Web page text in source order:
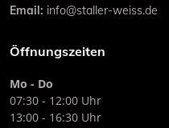
Email: info@staller-weiss.de
Öffnungszeiten
Mo - Do
07:30 - 12:00 Uhr
13:00 - 16:30 Uhr